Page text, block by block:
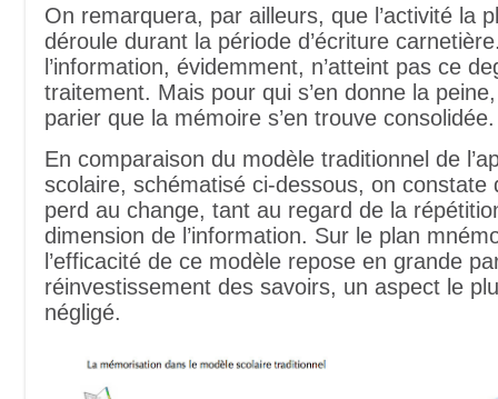
On remarquera, par ailleurs, que l’activité la
déroule durant la période d’écriture
l’information, évidemment, n’atteint pas ce
traitement. Mais pour qui s’en donne la
parier que la mémoire s’en trouve consolidée.
En comparaison du modèle traditionnel de
scolaire, schématisé ci-dessous, on constate
perd au change, tant au regard de la
dimension de l’information. Sur le plan
l’efficacité de ce modèle repose en grande
réinvestissement des savoirs, un aspect le
négligé.